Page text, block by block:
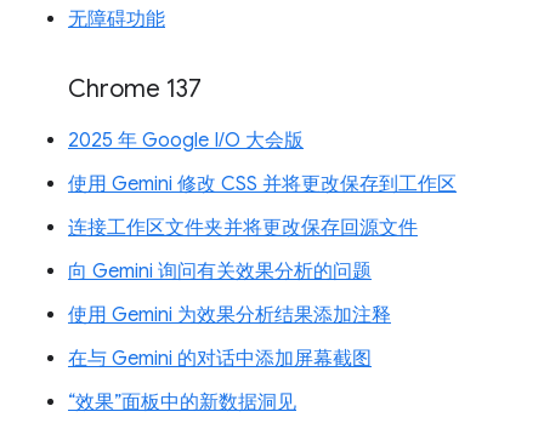
无障碍功能
Chrome 137
2025 年 Google I/O 大会版
使用 Gemini 修改 CSS 并将更改保存到工作区
连接工作区文件夹并将更改保存回源文件
向 Gemini 询问有关效果分析的问题
使用 Gemini 为效果分析结果添加注释
在与 Gemini 的对话中添加屏幕截图
“效果”面板中的新数据洞见